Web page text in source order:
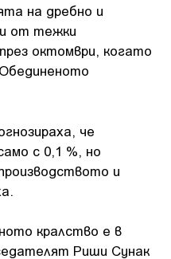
на дребно и
от тежки
октомври, когато
че
с 0,1 %, но
и
кралство е в
Риши Сунак